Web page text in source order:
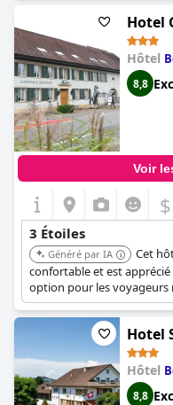
Hotel
Hôtel
8,8
Voir
$
3 Étoiles
Généré par IA
Cet
confortable et est
option pour les
agréable et accueillant.
Hotel
Hôtel
8,8